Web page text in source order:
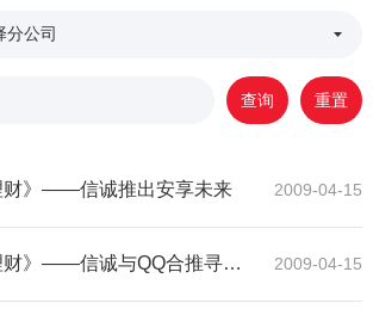
查询 重置
财》——信诚推出安享未来 2009-04-15
》——信诚与QQ合推寻保时代 2009-04-15